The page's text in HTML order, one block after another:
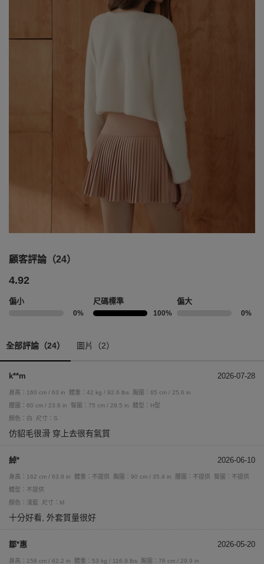
顧客評論（24）
4.92
偏小
0%
尺碼標準
100%
偏大
0%
全部評論（24） 圖片（2）
k**m 2026-07-28
身高：160 cm / 63 in 體重：42 kg / 92.6 lbs
胸圍：65 cm / 25.6 in
腰圍：60 cm / 23.6 in
臀圍：75 cm / 29.5 in
體型：H型
顏色：白
尺寸：S
仿貂毛很滑 穿上去很有氣質
綽* 2026-06-10
身高：162 cm / 63.8 in 體重：不提供 胸圍：90 cm / 35.4 in 腰圍：不提供
臀圍：不提供
體型：不提供
顏色：淺藍
尺寸：M
十分好看, 外套質量很好
鄒*惠 2026-05-20
身高：158 cm / 62.2 in 體重：53 kg / 116.9 lbs
胸圍：76 cm / 29.9 in